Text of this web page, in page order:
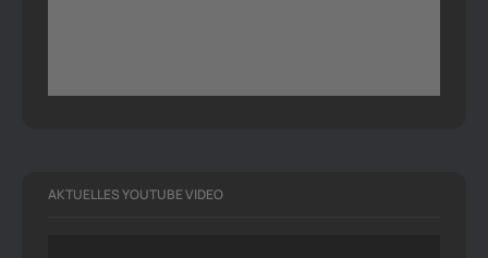
AKTUELLES YOUTUBE VIDEO